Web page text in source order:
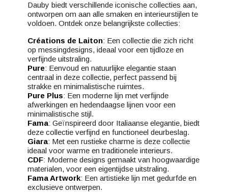
Dauby biedt verschillende iconische collecties aan,
ontworpen om aan alle smaken en interieurstijlen te
voldoen. Ontdek onze belangrijkste collecties:
Créations de Laiton: Een collectie die zich richt
op messingdesigns, ideaal voor een tijdloze en
verfijnde uitstraling.
Pure: Eenvoud en natuurlijke elegantie staan
centraal in deze collectie, perfect passend bij
strakke en minimalistische ruimtes.
Pure Plus: Een moderne lijn met verfijnde
afwerkingen en hedendaagse lijnen voor een
minimalistische stijl.
Fama: Geïnspireerd door Italiaanse elegantie, biedt
deze collectie verfijnd en functioneel deurbeslag.
Giara: Met een rustieke charme is deze collectie
ideaal voor warme en traditionele interieurs.
CDF: Moderne designs gemaakt van hoogwaardige
materialen, voor een eigentijdse uitstraling.
Fama Artwork: Een artistieke lijn met gedurfde en
exclusieve ontwerpen.